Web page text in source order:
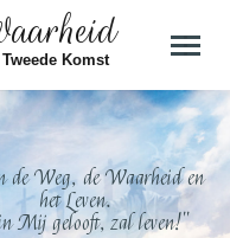
Komst
de Weg, de Waarheid en
het Leven.
Mij gelooft, zal leven!"